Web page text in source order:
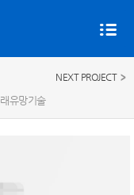
유망기술
NEXT PROJECT